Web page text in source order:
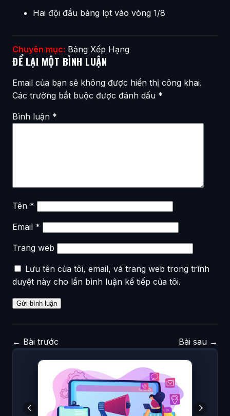
Hai đội đầu bảng lọt vào vòng 1/8
Chuyên mục: Bảng Xếp Hạng
ĐỂ LẠI MỘT BÌNH LUẬN
Email của bạn sẽ không được hiển thị công khai.
Các trường bắt buộc được đánh dấu *
Bình luận *
Tên *
Email *
Trang web
Lưu tên của tôi, email, và trang web trong trình
duyệt này cho lần bình luận kế tiếp của tôi.
← Bài trước Bài sau →